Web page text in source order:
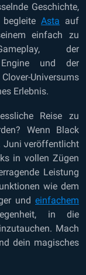
Geschichte,
begleiteAsta auf
einfach zu
der
und der
Universums
Erlebnis.
Reise zu
Wenn Black
Juni veröffentlicht
in vollen Zügen
Leistung
wie dem
und einfachem
in die
Mach
dein magisches